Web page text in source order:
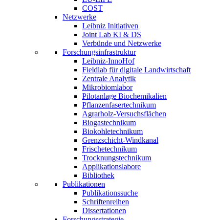
COST
Netzwerke
Leibniz Initiativen
Joint Lab KI & DS
Verbünde und Netzwerke
Forschungsinfrastruktur
Leibniz-InnoHof
Fieldlab für digitale Landwirtschaft
Zentrale Analytik
Mikrobiomlabor
Pilotanlage Biochemikalien
Pflanzenfasertechnikum
Agrarholz-Versuchsflächen
Biogastechnikum
Biokohletechnikum
Grenzschicht-Windkanal
Frischetechnikum
Trocknungstechnikum
Applikationslabore
Bibliothek
Publikationen
Publikationssuche
Schriftenreihen
Dissertationen